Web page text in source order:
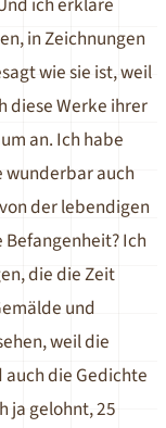
in Zeichnungen
wie sie ist, weil
diese Werke ihrer
an. Ich habe
wunderbar auch
der lebendigen
Ich
die die Zeit
und
weil die
auch die Gedichte
ja gelohnt, 25